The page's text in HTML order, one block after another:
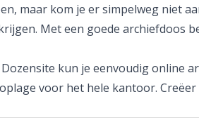
maar kom je er simpelweg niet
Met een goede archiefdoos
kun je eenvoudig online
voor het hele kantoor.